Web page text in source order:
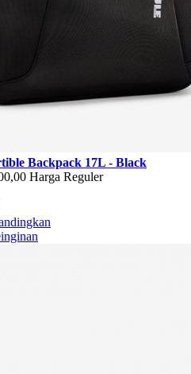
Backpack 17L - Black
Harga Reguler